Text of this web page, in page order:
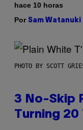
hace 10 horas
Por Sam Watanuki
PHOTO BY SCOTT
3 No-Skip
Turning 20